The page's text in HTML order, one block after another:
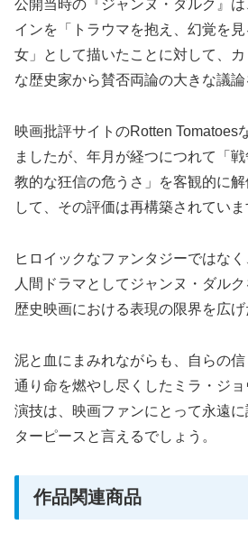
公開当時の『ジャンヌ・ダルク』
インを「トラウマを抱え、幻覚を
女」として描いたことに対して、
な歴史家から賛否両論の大きな議論
映画批評サイトのRotten Tomatoes
ましたが、年月が経つにつれて「
教的な狂信の危うさ」を客観的に
して、その評価は再構築されていま
ヒロイックなファンタジーではな
人間ドラマとしてジャンヌ・ダルク
歴史映画における表現の限界を広げ
泥と血にまみれながらも、自らの
通り命を燃やし尽くしたミラ・ジ
演技は、映画ファンにとって永遠
ターピースと言えるでしょう。
作品関連商品